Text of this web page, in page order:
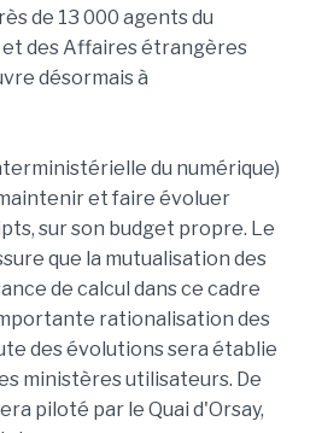
de 13 000 agents du
des Affaires étrangères
désormais à
du numérique)
et faire évoluer
sur son budget propre. Le
que la mutualisation des
de calcul dans ce cadre
rationalisation des
des évolutions sera établie
ministères utilisateurs. De
piloté par le Quai d'Orsay,